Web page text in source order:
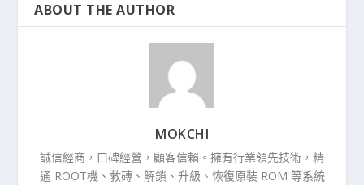
ABOUT THE AUTHOR
MOKCHI
誠信經商，口碑經營，顧客信賴。擁有行業領先技術，精
通 ROOT機、救磚、解鎖、升級、恢復原裝 ROM 等系統